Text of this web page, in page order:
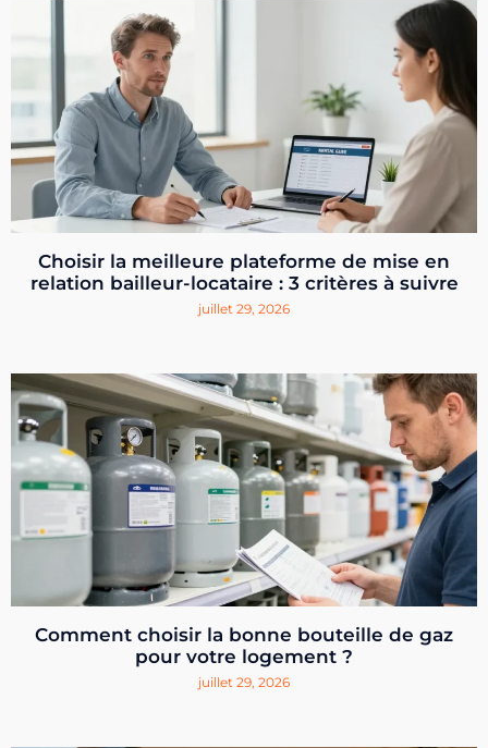
Choisir la meilleure plateforme de mise en
relation bailleur-locataire : 3 critères à suivre
juillet 29, 2026
Comment choisir la bonne bouteille de gaz
pour votre logement ?
juillet 29, 2026